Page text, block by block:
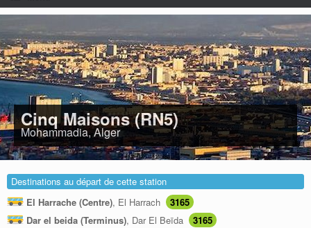
Cinq Maisons (RN5)
Mohammadia, Alger
Destinations au départ de cette station
El Harrache (Centre), El Harrach
3165
Dar el beida (Terminus), Dar El Beïda
3165